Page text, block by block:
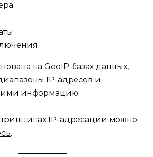
на GeoIP-базах данных,
IP-адресов и
информацию.
IP-адресации можно
.